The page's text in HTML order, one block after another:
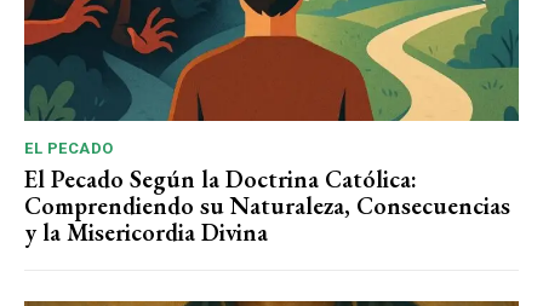
EL PECADO
El Pecado Según la Doctrina Católica:
Comprendiendo su Naturaleza, Consecuencias
y la Misericordia Divina